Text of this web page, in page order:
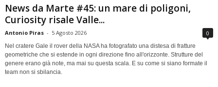
News da Marte #45: un mare di poligoni,
Curiosity risale Valle...
Antonio Piras - 5 Agosto 2026 0
Nel cratere Gale il rover della NASA ha fotografato una distesa di fratture
geometriche che si estende in ogni direzione fino all'orizzonte. Strutture del
genere erano già note, ma mai su questa scala. E su come si siano formate il
team non si sbilancia.